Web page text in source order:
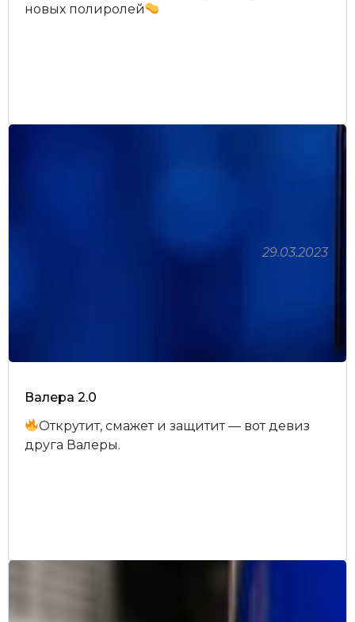
новых полиролей
Валера 2.0
Открутит, смажет и защитит — вот девиз
друга Валеры.
29.03.2023